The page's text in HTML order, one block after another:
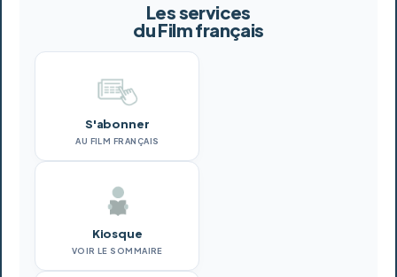
Les services
du Film français
S'abonner
AU FILM FRANÇAIS
Kiosque
VOIR LE SOMMAIRE